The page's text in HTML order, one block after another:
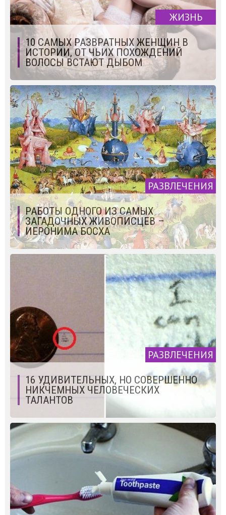
ЖИЗНЬ
10 САМЫХ РАЗВРАТНЫХ ЖЕНЩИН В
ИСТОРИИ, ОТ ЧЬИХ ПОХОЖДЕНИЙ
ВОЛОСЫ ВСТАЮТ ДЫБОМ
РАЗВЛЕЧЕНИЯ
РАБОТЫ ОДНОГО ИЗ САМЫХ
ЗАГАДОЧНЫХ ЖИВОПИСЦЕВ –
ИЕРОНИМА БОСХА
РАЗВЛЕЧЕНИЯ
16 УДИВИТЕЛЬНЫХ, НО СОВЕРШЕННО
НИКЧЕМНЫХ ЧЕЛОВЕЧЕСКИХ
ТАЛАНТОВ